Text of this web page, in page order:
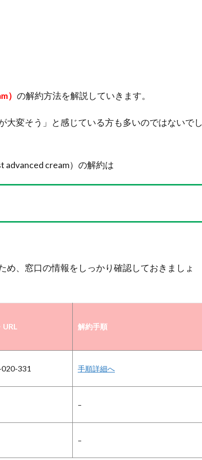
） の解約方法を解説していきます。
大変そう」と感じている方も多いのではないでし
advanced cream）の解約は
め、窓口の情報をしっかり確認しておきましょ
URL 解約手順
331 手順詳細へ
–
–